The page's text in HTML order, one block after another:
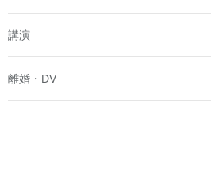
講演
離婚・DV